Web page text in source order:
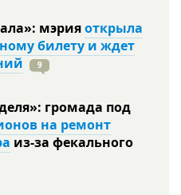
мэрияоткрыла
билету и ждет
9
громада под
на ремонт
из-за фекального